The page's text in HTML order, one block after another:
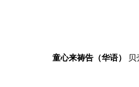
童心来祷告（华语） 贝